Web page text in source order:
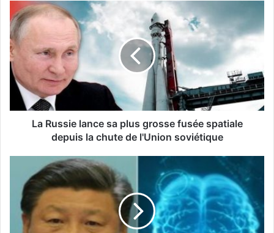
La Russie lance sa plus grosse fusée spatiale
depuis la chute de l'Union soviétique